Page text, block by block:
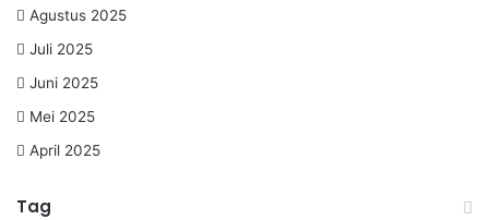
Agustus 2025
Juli 2025
Juni 2025
Mei 2025
April 2025
Tag